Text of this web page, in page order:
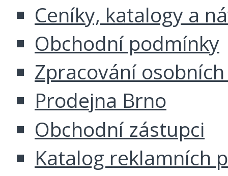
Ceníky, katalogy a
Obchodní podmínky
Zpracování
Prodejna Brno
Obchodní zástupci
Katalog reklamních